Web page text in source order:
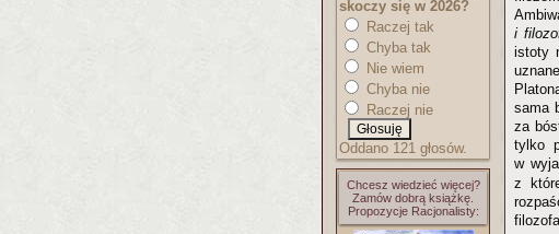
skoczy się w 2026?
Raczej tak
Chyba tak
Nie wiem
Chyba nie
Raczej nie
Oddano 121 głosów.
Chcesz wiedzieć więcej?
Zamów dobrą książkę.
Propozycje Racjonalisty:
i
istoty
sama
za
tylko
w
z